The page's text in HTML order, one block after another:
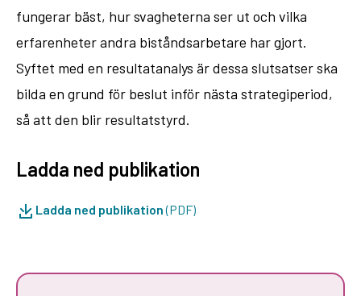
fungerar bäst, hur svagheterna ser ut och vilka
erfarenheter andra biståndsarbetare har gjort.
Syftet med en resultatanalys är dessa slutsatser ska
bilda en grund för beslut inför nästa strategiperiod,
så att den blir resultatstyrd.
Ladda ned publikation
Ladda ned publikation(PDF)